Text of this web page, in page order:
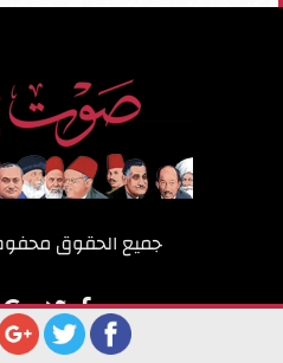
جميع الحقوق